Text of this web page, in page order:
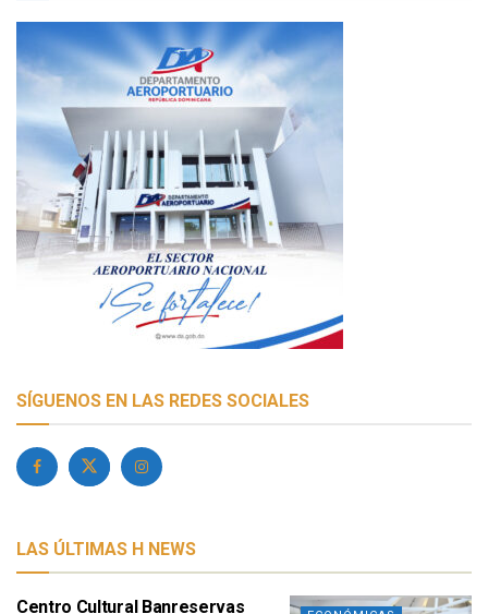
SÍGUENOS EN LAS REDES SOCIALES
LAS ÚLTIMAS H NEWS
Centro Cultural Banreservas